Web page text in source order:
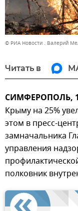
© РИА Новости . Валерий
Читать в
СИМФЕРОПОЛЬ,
Крыму на 25%
этом в пресс-
замначальника
управления
полковник